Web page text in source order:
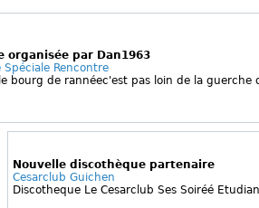
organisée par Dan1963
Spéciale Rencontre
bourg de rannéec'est pas loin de la
Nouvelle discothèque partenaire
Cesarclub Guichen
Discotheque Le Cesarclub Ses Soiréé